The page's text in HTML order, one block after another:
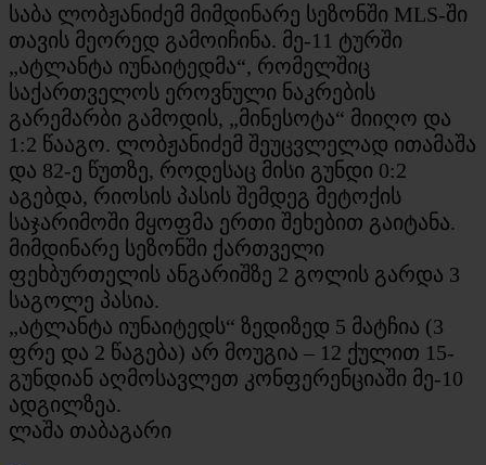
საბა ლობჟანიძემ მიმდინარე სეზონში MLS-ში
თავის მეორედ გამოიჩინა. მე-11 ტურში
„ატლანტა იუნაიტედმა“, რომელშიც
საქართველოს ეროვნული ნაკრების
გარემარბი გამოდის, „მინესოტა“ მიიღო და
1:2 წააგო. ლობჟანიძემ შეუცვლელად ითამაშა
და 82-ე წუთზე, როდესაც მისი გუნდი 0:2
აგებდა, რიოსის პასის შემდეგ მეტოქის
საჯარიმოში მყოფმა ერთი შეხებით გაიტანა.
მიმდინარე სეზონში ქართველი
ფეხბურთელის ანგარიშზე 2 გოლის გარდა 3
საგოლე პასია.
„ატლანტა იუნაიტედს“ ზედიზედ 5 მატჩია (3
ფრე და 2 წაგება) არ მოუგია – 12 ქულით 15-
გუნდიან აღმოსავლეთ კონფერენციაში მე-10
ადგილზეა.
ლაშა თაბაგარი